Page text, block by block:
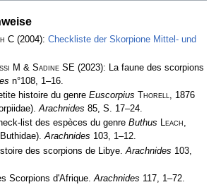
C (2004): Checkliste der Skorpione Mittel- und
M & Sadine SE (2023): La faune des scorpions
n°108, 1–16.
histoire du genre Euscorpius Thorell, 1876
Arachnides 85, S. 17–24.
list des espèces du genre Buthus Leach,
Arachnides 103, 1­–12.
des scorpions de Libye. Arachnides 103,
Scorpions d'Afrique. Arachnides 117, 1–72.